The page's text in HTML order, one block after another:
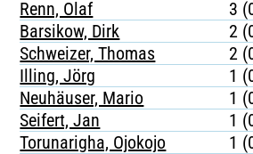
Renn, Olaf
3
Barsikow, Dirk
2
Schweizer, Thomas
2
Illing, Jörg
1
Neuhäuser, Mario
1
Seifert, Jan
1
Torunarigha, Ojokojo
1